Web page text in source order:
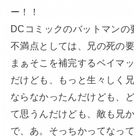
ー！！
DCコミックのバットマンの
不満点としては、兄の死の
まぁそこを補完するベイマ
だけども、もっと生々しく
ならなかったんだけども、
て思うんだけども、敵も兄
で、あ。そっちかってなっ